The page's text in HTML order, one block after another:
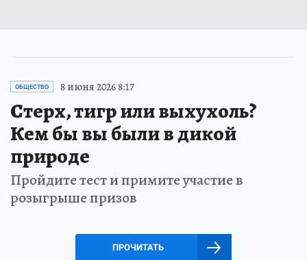
ОБЩЕСТВО 8 июня 2026 8:17
Стерх, тигр или выхухоль?
Кем бы вы были в дикой
природе
Пройдите тест и примите участие в
розыгрыше призов
ПРОЧИТАТЬ